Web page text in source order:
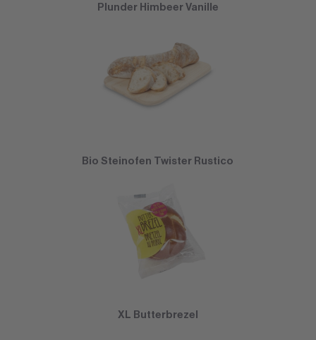
Plunder Himbeer Vanille
Bio Steinofen Twister Rustico
XL Butterbrezel